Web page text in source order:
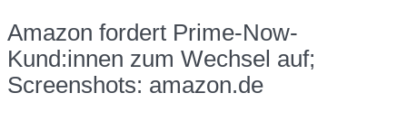
Amazon fordert Prime-Now-
Kund:innen zum Wechsel auf;
Screenshots: amazon.de